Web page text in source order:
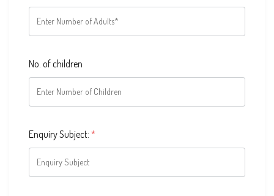
No. of children
Enquiry Subject: *